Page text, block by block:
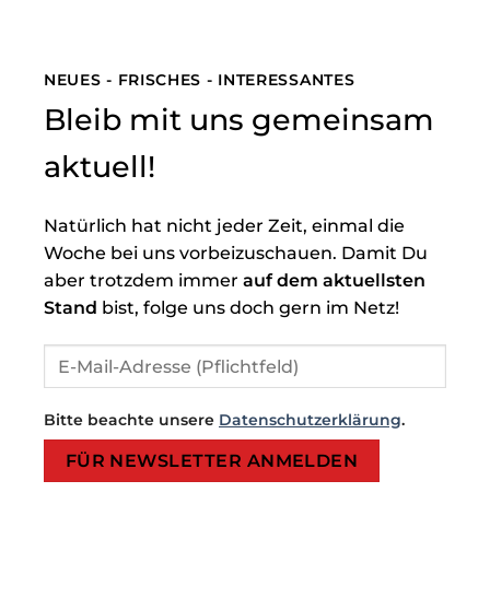
NEUES - FRISCHES - INTERESSANTES
Bleib mit uns gemeinsam
aktuell!
Natürlich hat nicht jeder Zeit, einmal die
Woche bei uns vorbeizuschauen. Damit Du
aber trotzdem immer auf dem aktuellsten
Stand bist, folge uns doch gern im Netz!
Bitte beachte unsere Datenschutzerklärung.
Bitte lasse dieses Feld leer.
Bitte lasse dieses Feld leer.